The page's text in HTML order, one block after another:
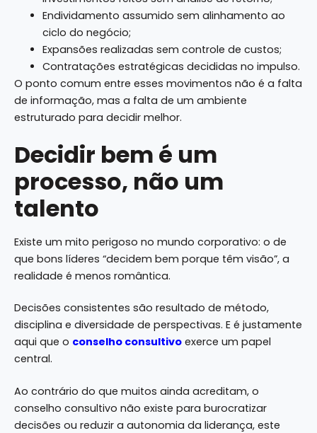
Endividamento assumido sem alinhamento ao
ciclo do negócio;
Expansões realizadas sem controle de custos;
Contratações estratégicas decididas no impulso.
O ponto comum entre esses movimentos não é a falta
de informação, mas a falta de um ambiente
estruturado para decidir melhor.
Decidir bem é um
processo, não um
talento
Existe um mito perigoso no mundo corporativo: o de
que bons líderes “decidem bem porque têm visão”, a
realidade é menos romântica.
Decisões consistentes são resultado de método,
disciplina e diversidade de perspectivas. E é justamente
aqui que o conselho consultivo exerce um papel
central.
Ao contrário do que muitos ainda acreditam, o
conselho consultivo não existe para burocratizar
decisões ou reduzir a autonomia da liderança, este